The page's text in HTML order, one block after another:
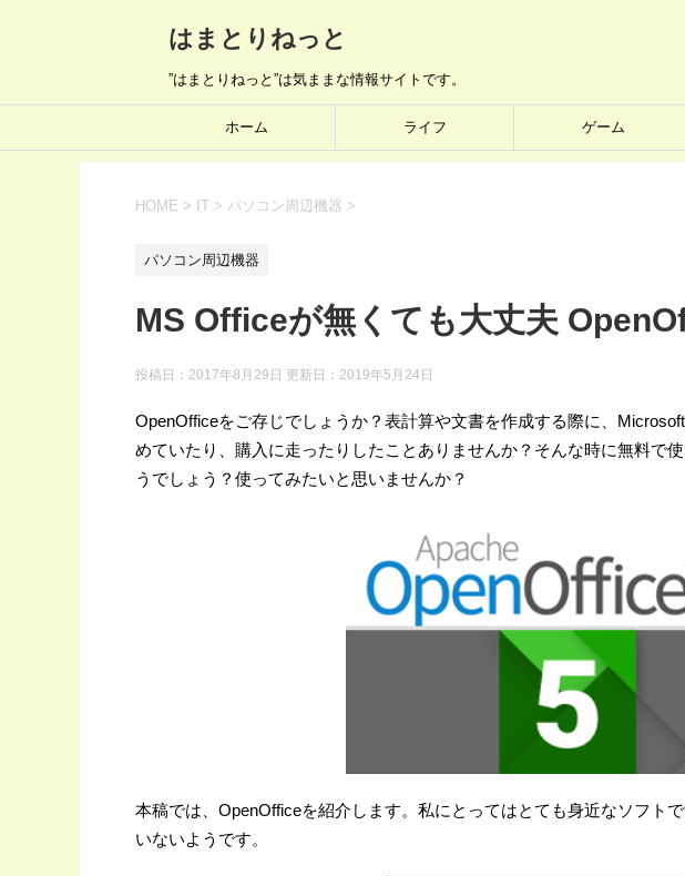
はまとりねっと
”はまとりねっと”は気ままな情報サイトです。
ホーム ライフ ゲーム
HOME > IT > パソコン周辺機器 >
パソコン周辺機器
MS Officeが無くても大丈夫
投稿日：2017年8月29日 更新日： 2019年5月24日
OpenOfficeをご存じでしょうか？表計算や文書を作成する際に、
めていたり、購入に走ったりしたことありませんか？そんな時に無料で
うでしょう？使ってみたいと思いませんか？
本稿では、OpenOfficeを紹介します。私にとってはとても身近なソフト
いないようです。